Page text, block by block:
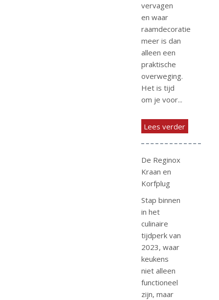
vervagen
en waar
raamdecoratie
meer is dan
alleen een
praktische
overweging.
Het is tijd
om je voor...
Lees verder
De Reginox
Kraan en
Korfplug
Stap binnen
in het
culinaire
tijdperk van
2023, waar
keukens
niet alleen
functioneel
zijn, maar